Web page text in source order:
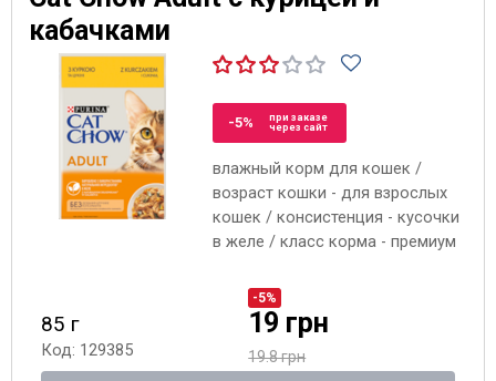
кабачками
-5%
при заказе
через сайт
влажный корм для кошек /
возраст кошки - для взрослых
кошек / консистенция - кусочки
в желе / класс корма - премиум
85 г
Код: 129385
-5%
19 грн
19.8 грн